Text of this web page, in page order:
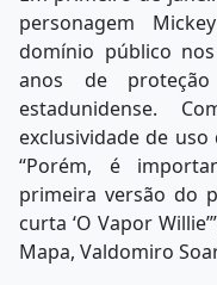
personagem
domínio público
anos de proteção
estadunidense.
exclusividade de
“Porém, é
primeira versão do
curta ‘O Vapor
Mapa, Valdomiro